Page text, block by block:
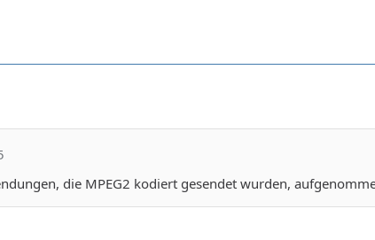
die MPEG2 kodiert gesendet wurden,